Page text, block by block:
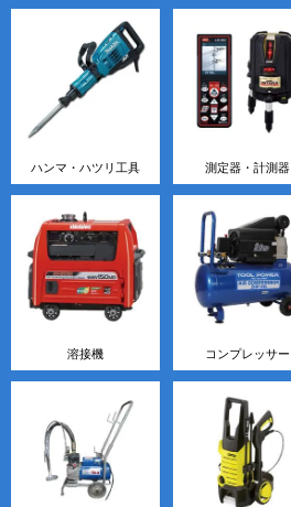
ハンマ・ハツリ工具 測定器・計測器
溶接機 コンプレッサー